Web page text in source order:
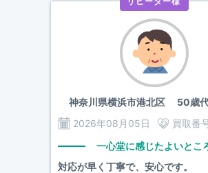
神奈川県横浜市港北区50歳
2026年08月05日
買取番
一心堂に感じたよいとこ
対応が早く丁寧で、安心です。